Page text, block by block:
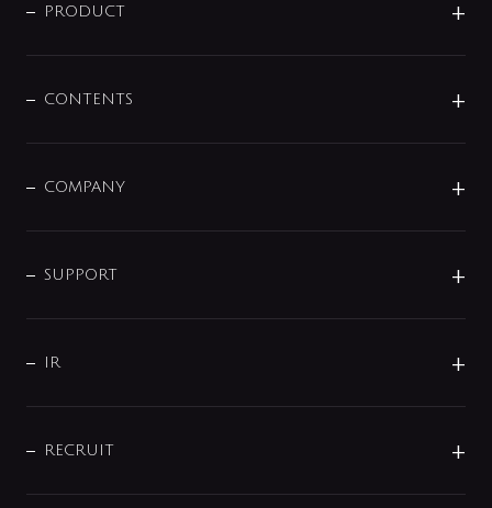
商品に関して
その他
PRODUCT
センサー・タッチ水栓
単水栓
分岐
配管システム
バス・空調周辺用品
CONTENTS
じぶんシャワーが見つかる
COMPANY
企業理念
会社概要
事業所案内
SUPPORT
よくあるご質問
データダウンロード
IR
IRニュース
RECRUIT